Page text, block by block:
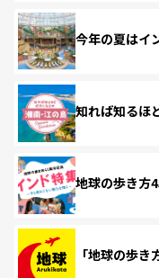
今年の夏はイ
知れば知るほ
地球の歩き方
「地球の歩